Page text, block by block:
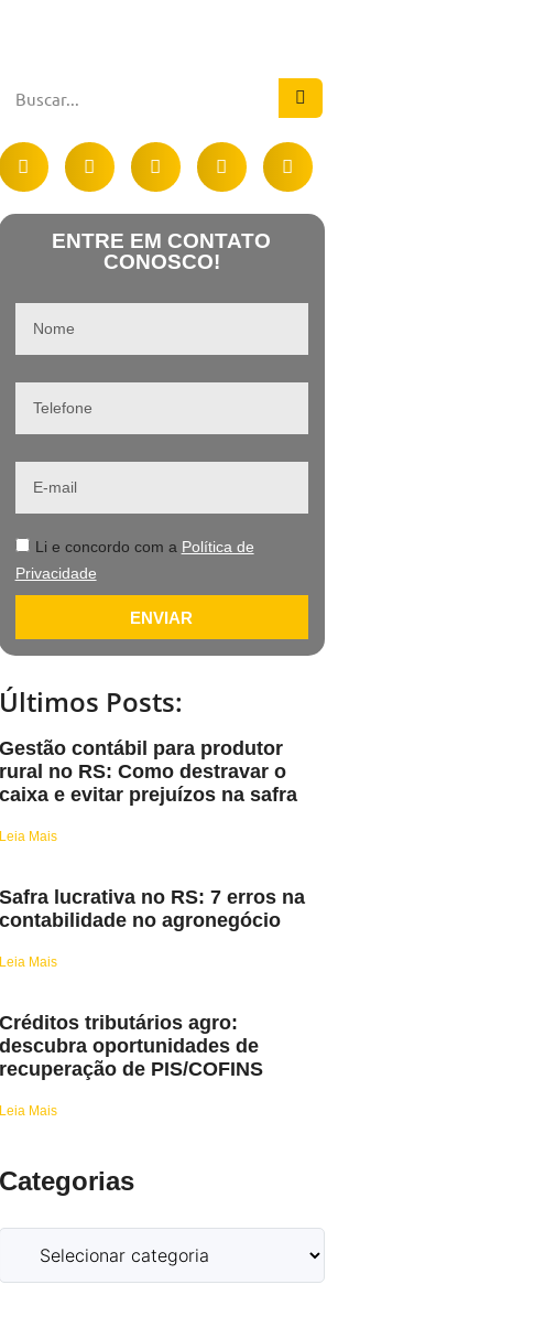
ENTRE EM CONTATO
CONOSCO!
Li e concordo com a Política de
Privacidade
ENVIAR
Últimos Posts:
Gestão contábil para produtor
rural no RS: Como destravar o
caixa e evitar prejuízos na safra
Leia Mais
Safra lucrativa no RS: 7 erros na
contabilidade no agronegócio
Leia Mais
Créditos tributários agro:
descubra oportunidades de
recuperação de PIS/COFINS
Leia Mais
Categorias